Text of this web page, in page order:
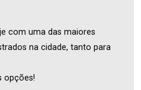
com uma das maiores
na cidade, tanto para
opções!